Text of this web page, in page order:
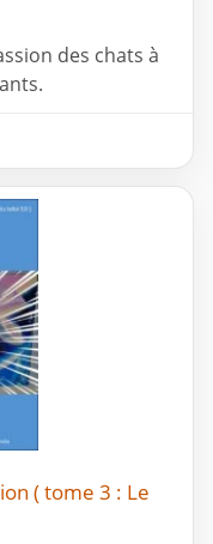
des chats à
( tome 3 : Le